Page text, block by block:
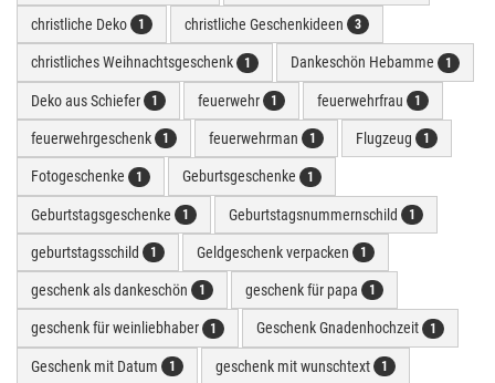
christliche Deko 1 christliche Geschenkideen 3
christliches Weihnachtsgeschenk 1 Dankeschön Hebamme 1
Deko aus Schiefer 1 feuerwehr 1 feuerwehrfrau 1
feuerwehrgeschenk 1 feuerwehrman 1 Flugzeug 1
Fotogeschenke 1 Geburtsgeschenke 1
Geburtstagsgeschenke 1 Geburtstagsnummernschild 1
geburtstagsschild 1 Geldgeschenk verpacken 1
geschenk als dankeschön 1 geschenk für papa 1
geschenk für weinliebhaber 1 Geschenk Gnadenhochzeit 1
Geschenk mit Datum 1 geschenk mit wunschtext 1